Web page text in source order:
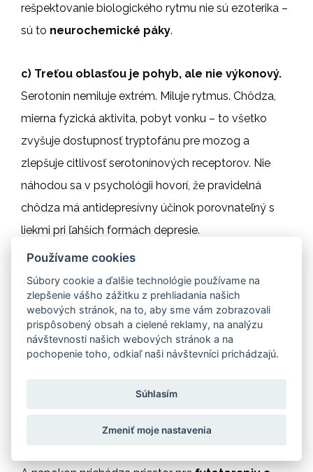
rešpektovanie biologického rytmu nie sú ezoterika –
sú to neurochemické páky.
c) Treťou oblasťou je pohyb, ale nie výkonový.
Serotonín nemiluje extrém. Miluje rytmus. Chôdza,
mierna fyzická aktivita, pobyt vonku – to všetko
zvyšuje dostupnosť tryptofánu pre mozog a
zlepšuje citlivosť serotonínových receptorov. Nie
náhodou sa v psychológii hovorí, že pravidelná
chôdza má antidepresívny účinok porovnateľný s
liekmi pri ľahších formách depresie.
d) Štvrtou podmienkou je výživa ako podpora,
nie ako záchrana. Telo potrebuje pre syntézu
serotonínu prekurzory a kofaktory – aminokyseliny,
vitamíny skupiny B, horčík, železo. Ak chýbajú,
mozog nemá z čoho vyrábať. No ak sú prítomné a
Používame cookies
Súbory cookie a ďalšie technológie používame na
zlepšenie vášho zážitku z prehliadania našich
webových stránok, na to, aby sme vám zobrazovali
prispôsobený obsah a cielené reklamy, na analýzu
návštevnosti našich webových stránok a na
pochopenie toho, odkiaľ naši návštevníci prichádzajú.
Súhlasím
Zmeniť moje nastavenia